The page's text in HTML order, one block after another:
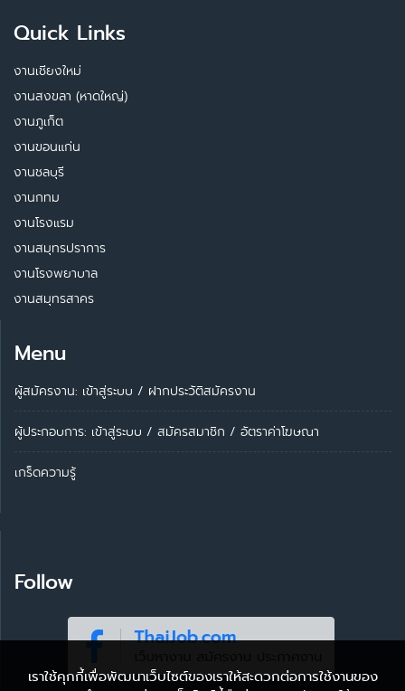
Quick Links
งานเชียงใหม่
งานสงขลา (หาดใหญ่)
งานภูเก็ต
งานขอนแก่น
งานชลบุรี
งานกทม
งานโรงแรม
งานสมุทรปราการ
งานโรงพยาบาล
งานสมุทรสาคร
Menu
ผู้สมัครงาน: เข้าสู่ระบบ / ฝากประวัติสมัครงาน
ผู้ประกอบการ: เข้าสู่ระบบ / สมัครสมาชิก / อัตราค่าโฆษณา
เกร็ดความรู้
Follow
เราใช้คุกกี้เพื่อพัฒนาเว็บไซต์ของเราให้สะดวกต่อการใช้งานของ